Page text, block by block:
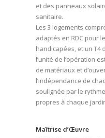
et des panneaux
sanitaire.
Les 3 logements
adaptés en RDC pour
handicapées, et un T4
l’unité de l’opération
de matériaux et
l’indépendance de
soulignée par le
propres à chaque
Maîtrise d’Œuvre